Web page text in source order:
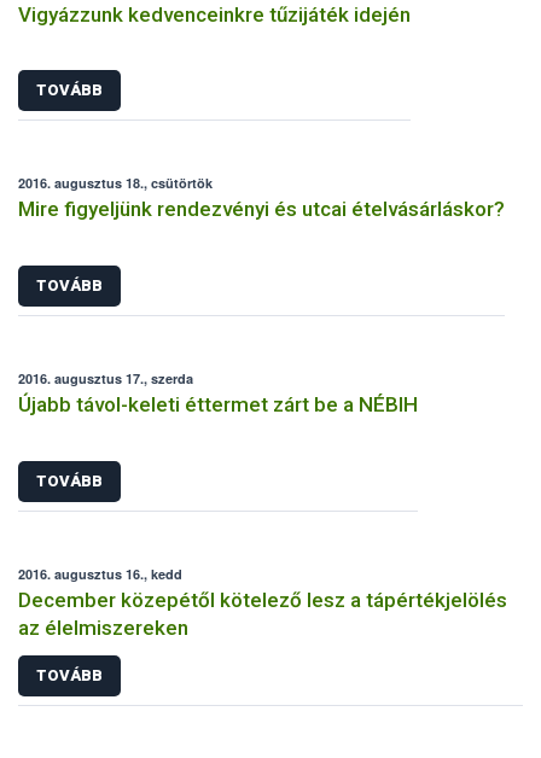
Vigyázzunk kedvenceinkre tűzijáték idején
TOVÁBB
2016. augusztus 18., csütörtök
Mire figyeljünk rendezvényi és utcai ételvásárláskor?
TOVÁBB
2016. augusztus 17., szerda
Újabb távol-keleti éttermet zárt be a NÉBIH
TOVÁBB
2016. augusztus 16., kedd
December közepétől kötelező lesz a tápértékjelölés
az élelmiszereken
TOVÁBB